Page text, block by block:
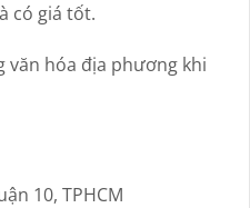
có giá tốt.
văn hóa địa phương khi
10, TPHCM